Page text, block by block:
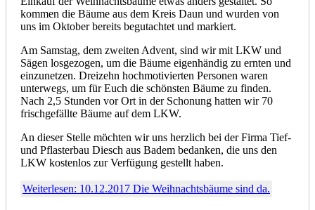
kommen die Bäume aus dem Kreis Daun und wurden von
uns im Oktober bereits begutachtet und markiert.
Am Samstag, dem zweiten Advent, sind wir mit LKW und
Sägen losgezogen, um die Bäume eigenhändig zu ernten und
einzunetzen. Dreizehn hochmotivierten Personen waren
unterwegs, um für Euch die schönsten Bäume zu finden.
Nach 2,5 Stunden vor Ort in der Schonung hatten wir 70
frischgefällte Bäume auf dem LKW.
An dieser Stelle möchten wir uns herzlich bei der Firma Tief-
und Pflasterbau Diesch aus Badem bedanken, die uns den
LKW kostenlos zur Verfügung gestellt haben.
Weiterlesen: 10.12.2017 Die Weihnachtsbäume sind da.